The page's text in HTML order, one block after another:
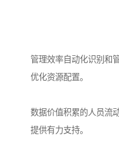
管理效率自动化识别和
优化资源配置。
数据价值积累的人员流
提供有力支持。